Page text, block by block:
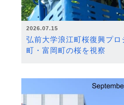
2026.07.15
弘前大学浪江町桜復興プ
町・富岡町の桜を視察